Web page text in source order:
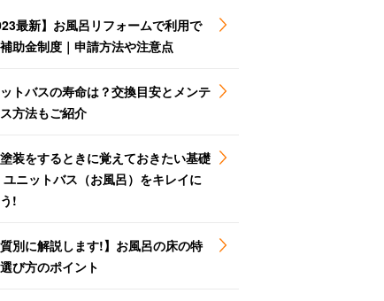
最新】お風呂リフォームで利用で
助金制度｜申請方法や注意点
トバスの寿命は？交換目安とメンテ
方法もご紹介
装をするときに覚えておきたい基礎
ユニットバス（お風呂）をキレイに
!
質別に解説します!】お風呂の床の特
び方のポイント